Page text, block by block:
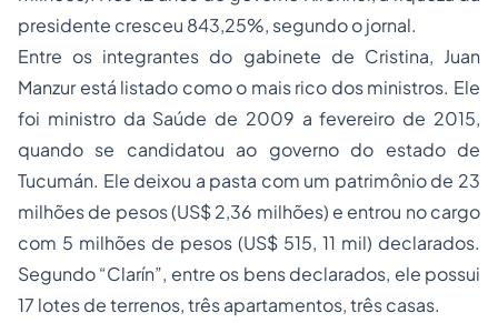
presidente cresceu 843,25%, segundo o jornal.
Entre os integrantes do gabinete de Cristina, Juan
Manzur está listado como o mais rico dos ministros. Ele
foi ministro da Saúde de 2009 a fevereiro de 2015,
quando se candidatou ao governo do estado de
Tucumán. Ele deixou a pasta com um patrimônio de 23
milhões de pesos (US$ 2,36 milhões) e entrou no cargo
com 5 milhões de pesos (US$ 515, 11 mil) declarados.
Segundo “Clarín”, entre os bens declarados, ele possui
17 lotes de terrenos, três apartamentos, três casas.